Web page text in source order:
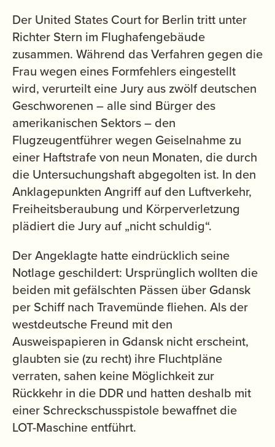
Der United States Court for Berlin tritt unter
Richter Stern im Flughafengebäude
zusammen. Während das Verfahren gegen die
Frau wegen eines Formfehlers eingestellt
wird, verurteilt eine Jury aus zwölf deutschen
Geschworenen – alle sind Bürger des
amerikanischen Sektors – den
Flugzeugentführer wegen Geiselnahme zu
einer Haftstrafe von neun Monaten, die durch
die Untersuchungshaft abgegolten ist. In den
Anklagepunkten Angriff auf den Luftverkehr,
Freiheitsberaubung und Körperverletzung
plädiert die Jury auf „nicht schuldig“.
Der Angeklagte hatte eindrücklich seine
Notlage geschildert: Ursprünglich wollten die
beiden mit gefälschten Pässen über Gdansk
per Schiff nach Travemünde fliehen. Als der
westdeutsche Freund mit den
Ausweispapieren in Gdansk nicht erscheint,
glaubten sie (zu recht) ihre Fluchtpläne
verraten, sahen keine Möglichkeit zur
Rückkehr in die DDR und hatten deshalb mit
einer Schreckschusspistole bewaffnet die
LOT-Maschine entführt.